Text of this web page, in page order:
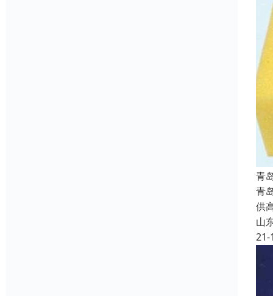
青
青
供
山
21-